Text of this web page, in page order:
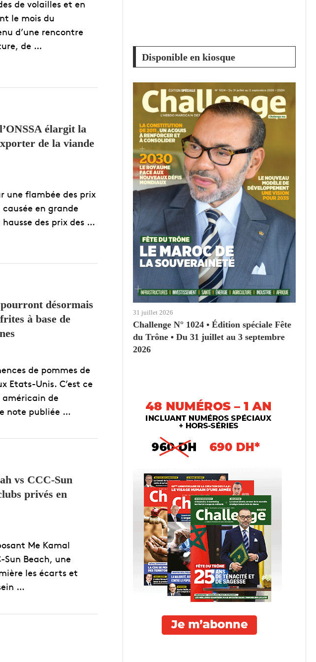
de volailles et en
le mois du
d’une rencontre
de …
élargit la
de la viande
une flambée des prix
en grande
des prix des …
désormais
à base de
de pommes de
Etats-Unis. C’est ce
de
note publiée …
vs CCC-Sun
privés en
Me Kamal
Sun Beach, une
les écarts et
…
Disponible en kiosque
31 juillet 2026
Challenge N° 1024 • Édition spéciale Fête
du Trône • Du 31 juillet au 3 septembre
2026